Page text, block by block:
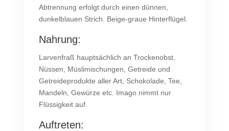
Abtrennung erfolgt durch einen dünnen,
dunkelblauen Strich. Beige-graue Hinterflügel.
Nahrung:
Larvenfraß hauptsächlich an Trockenobst,
Nüssen, Müslimischungen, Getreide und
Getreideprodukte aller Art, Schokolade, Tee,
Mandeln, Gewürze etc. Imago nimmt nur
Flüssigkeit auf.
Auftreten: